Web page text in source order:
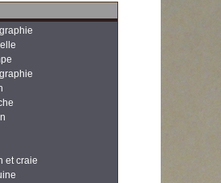
et craie